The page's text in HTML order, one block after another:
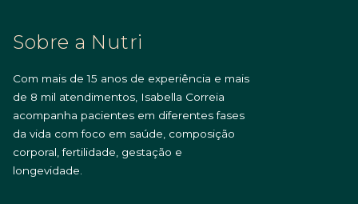
Sobre a Nutri
Com mais de 15 anos de experiência e mais
de 8 mil atendimentos, Isabella Correia
acompanha pacientes em diferentes fases
da vida com foco em saúde, composição
corporal, fertilidade, gestação e
longevidade.